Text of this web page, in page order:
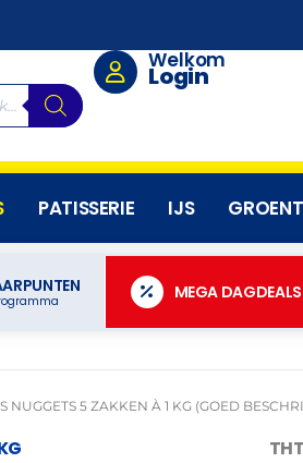
Welkom
Login
PATISSERIE IJS
MEGA DAGDEALS
NUGGETS 5 ZAKKEN À 1 KG (GOED